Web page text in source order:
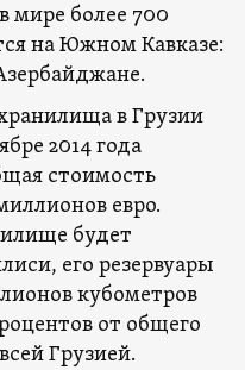
мире более 700
на Южном Кавказе:
в Грузии
2014 года
стоимость
евро.
будет
его резервуары
кубометров
от общего
Грузией.